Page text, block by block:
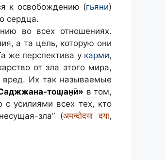
к освобождению (гьяни)
сердца.
во всех отношениях.
а та цель, которую они
же перспектива у карми,
от зла этого мира,
вред. Их так называемые
тош̣ан̣ӣ» в том,
с усилиями всех тех, кто
зла” (अमन्दोदया दया,